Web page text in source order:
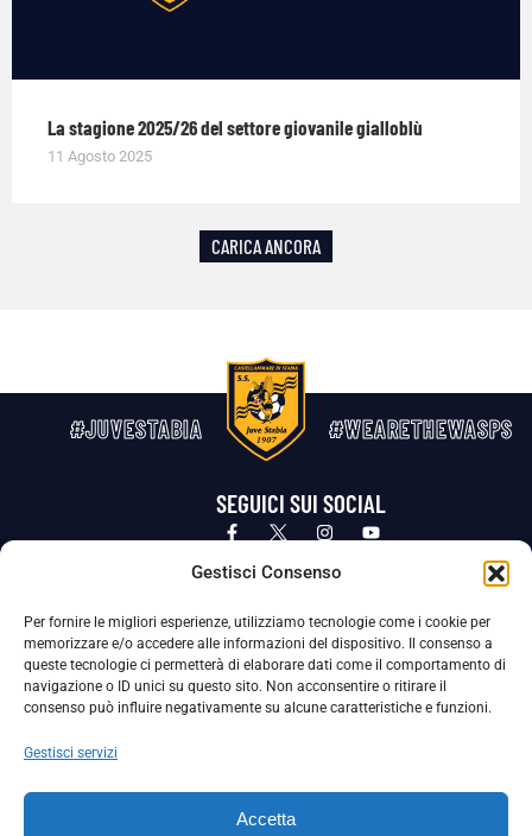
Gestisci Consenso
Per fornire le migliori esperienze, utilizziamo tecnologie come i cookie per
memorizzare e/o accedere alle informazioni del dispositivo. Il consenso a
queste tecnologie ci permetterà di elaborare dati come il comportamento di
navigazione o ID unici su questo sito. Non acconsentire o ritirare il
consenso può influire negativamente su alcune caratteristiche e funzioni.
Gestisci servizi
Accetta
La stagione 2025/26 del settore giovanile gialloblù
11 Agosto 2025
CARICA ANCORA
#JUVESTABIA #WEARETHEWASPS
SEGUICI SUI SOCIAL
Privacy Policy Cookie Policy
La Società ha nominato il Responsabile della Protezione dei Dati Personali (DPO), figura specializzata che vigila sulle modalità
adottate dalla nostra Società per tutelare i Suoi dati personali.
Per contattare il DPO può scrivere a